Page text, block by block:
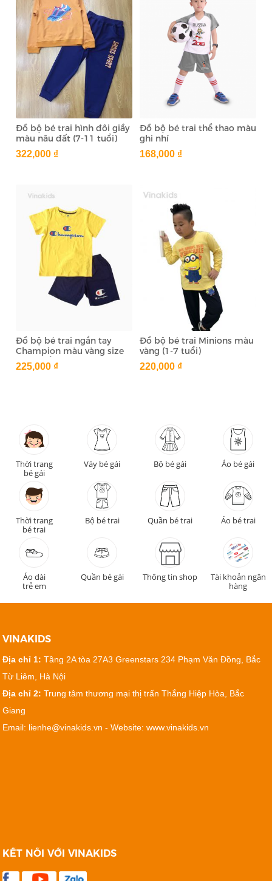
Đồ bộ bé trai hình đôi giầy
màu nâu đất (7-11 tuổi)
322,000 ₫
Đồ bộ bé trai thể thao màu
ghi nhí
168,000 ₫
Đồ bộ bé trai ngắn tay
Champion màu vàng size
7-12 tuổi
225,000 ₫
Đồ bộ bé trai Minions màu
vàng (1-7 tuổi)
220,000 ₫
Thời trang
bé gái
Váy bé gái Bộ bé gái Áo bé gái
Thời trang
bé trai
Bộ bé trai Quần bé trai Áo bé trai
Áo dài
trẻ em
Quần bé gái Thông tin shop
Tài khoản ngân
hàng
VINAKIDS
Địa chỉ 1: Tầng 2A tòa 27A3 Greenstars 234 Phạm Văn Đồng, Bắc
Từ Liêm, Hà Nội
Địa chỉ 2: Trung tâm thương mại thị trấn Thắng Hiệp Hòa, Bắc
Giang
Email: lienhe@vinakids.vn - Website: www.vinakids.vn
KẾT NỐI VỚI VINAKIDS